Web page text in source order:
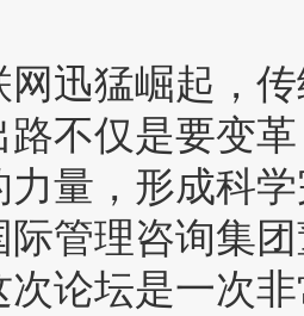
猛崛起，传
路不仅是要变
力量，形成科
际管理咨询集
次论坛是一次